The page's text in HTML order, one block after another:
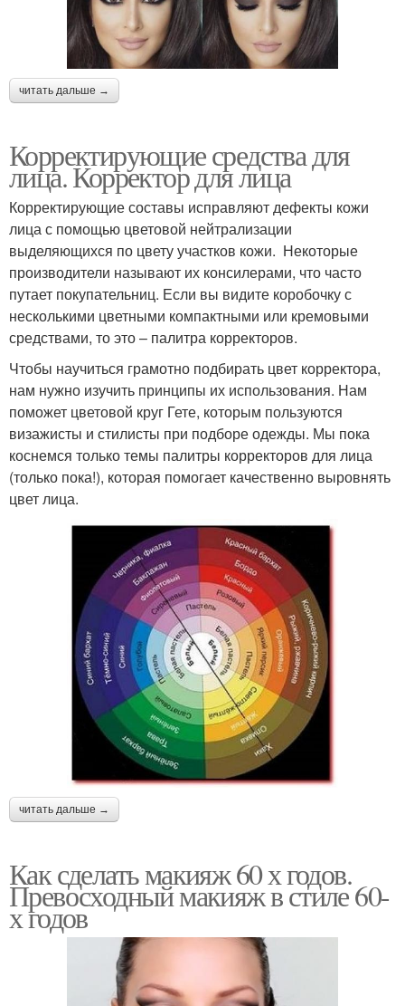
читать дальше →
Корректирующие средства для
лица. Корректор для лица
Корректирующие составы исправляют дефекты кожи
лица с помощью цветовой нейтрализации
выделяющихся по цвету участков кожи. Некоторые
производители называют их консилерами, что часто
путает покупательниц. Если вы видите коробочку с
несколькими цветными компактными или кремовыми
средствами, то это – палитра корректоров.
Чтобы научиться грамотно подбирать цвет корректора,
нам нужно изучить принципы их использования. Нам
поможет цветовой круг Гете, которым пользуются
визажисты и стилисты при подборе одежды. Мы пока
коснемся только темы палитры корректоров для лица
(только пока!), которая помогает качественно выровнять
цвет лица.
читать дальше →
Как сделать макияж 60 х годов.
Превосходный макияж в стиле 60-
х годов